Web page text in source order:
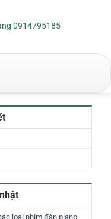
0914795185
loại phím đàn piano